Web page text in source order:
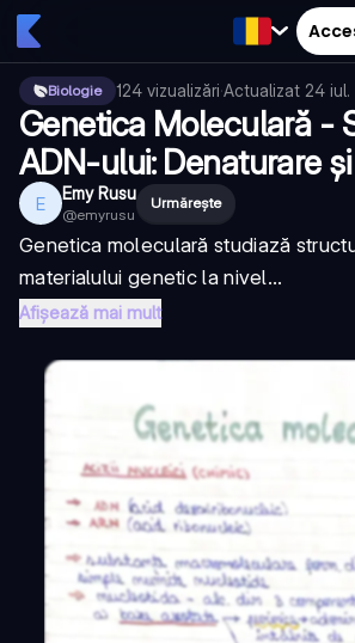
Biologie 124 vizualizări·Actualizat 24
Genetica Moleculară -
ADN-ului: Denaturare
E Emy Rusu
@emyrusu
Urmărește
Genetica moleculară studiază
materialului genetic la nivel...
Afișează mai mult